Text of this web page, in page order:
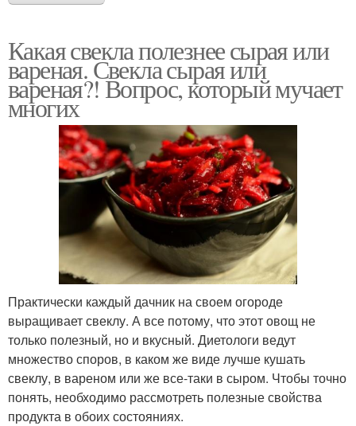
Какая свекла полезнее сырая или
вареная. Свекла сырая или
вареная?! Вопрос, который мучает
многих
Практически каждый дачник на своем огороде
выращивает свеклу. А все потому, что этот овощ не
только полезный, но и вкусный. Диетологи ведут
множество споров, в каком же виде лучше кушать
свеклу, в вареном или же все-таки в сыром. Чтобы точно
понять, необходимо рассмотреть полезные свойства
продукта в обоих состояниях.